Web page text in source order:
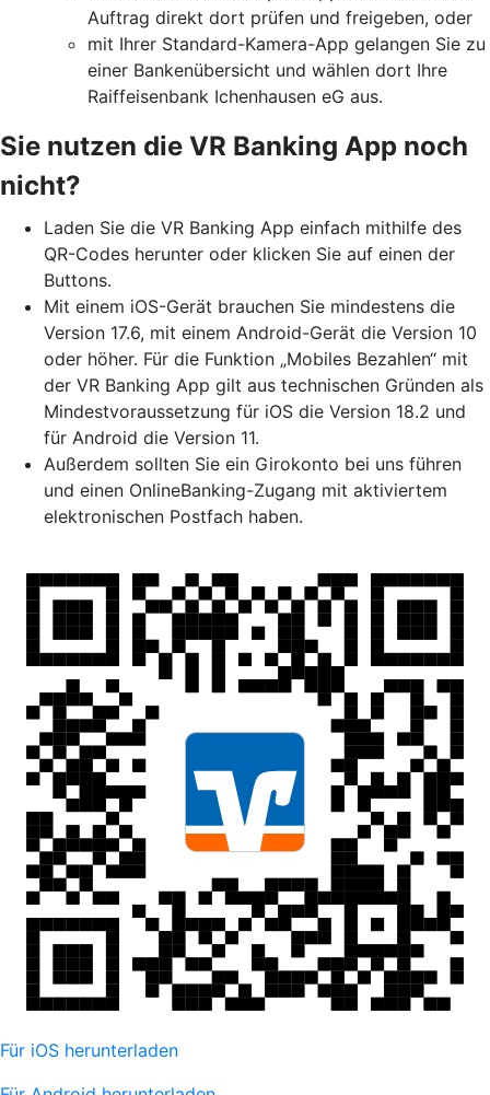
Auftrag direkt dort prüfen und freigeben, oder
mit Ihrer Standard-Kamera-App gelangen Sie zu
einer Bankenübersicht und wählen dort Ihre
Raiffeisenbank Ichenhausen eG aus.
Sie nutzen die VR Banking App noch
nicht?
Laden Sie die VR Banking App einfach mithilfe des
QR-Codes herunter oder klicken Sie auf einen der
Buttons.
Mit einem iOS-Gerät brauchen Sie mindestens die
Version 17.6, mit einem Android-Gerät die Version 10
oder höher. Für die Funktion „Mobiles Bezahlen“ mit
der VR Banking App gilt aus technischen Gründen als
Mindestvoraussetzung für iOS die Version 18.2 und
für Android die Version 11.
Außerdem sollten Sie ein Girokonto bei uns führen
und einen OnlineBanking-Zugang mit aktiviertem
elektronischen Postfach haben.
Für iOS herunterladen